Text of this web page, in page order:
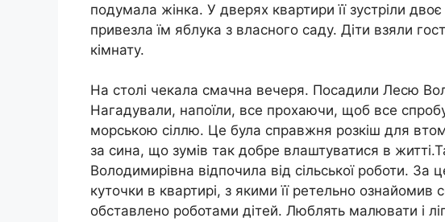
подумала жінка. У дверях квартири її зустріли
привезла їм яблука з власного саду. Діти взяли
кімнату.
На столі чекала смачна вечеря. Посадили Лесю
Нагадували, напоїли, все прохаючи, щоб все
морською сіллю. Це була справжня розкіш для
за сина, що зумів так добре влаштуватися в
Володимирівна відпочила від сільської роботи. За
куточки в квартирі, з якими її ретельно ознайомив
обставлено роботами дітей. Люблять малювати і